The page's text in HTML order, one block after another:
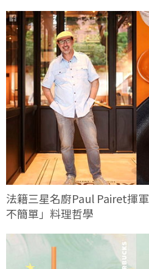
法籍三星名廚Paul Pairet揮
不簡單」料理哲學